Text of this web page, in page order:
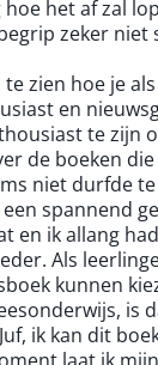
het af zal
zeker niet
zien hoe je
en
te zijn
de boeken
niet durfde
spannend
en ik allang
Als
kunnen
is
ik kan dit